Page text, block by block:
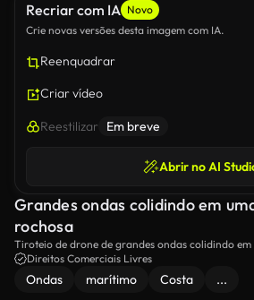
Recriar com IA Novo
Crie novas versões desta imagem com IA.
Reenquadrar
Criar vídeo
Reestilizar Em breve
Abrir no AI
Grandes ondas colidindo em
rochosa
Tiroteio de drone de grandes ondas colidindo em
rochosa.
Direitos Comerciais Livres
Ondas marítimo Costa ...